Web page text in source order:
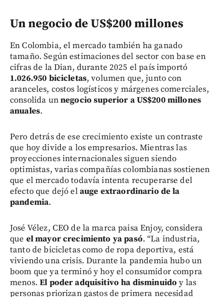
Un negocio de US$200 millones
En Colombia, el mercado también ha ganado
tamaño. Según estimaciones del sector con base en
cifras de la Dian, durante 2025 el país importó
1.026.950 bicicletas, volumen que, junto con
aranceles, costos logísticos y márgenes comerciales,
consolida unnegocio superior a US$200 millones
anuales.
Pero detrás de ese crecimiento existe un contraste
que hoy divide a los empresarios. Mientras las
proyecciones internacionales siguen siendo
optimistas, varias compañías colombianas sostienen
que el mercado todavía intenta recuperarse del
efecto que dejó elauge extraordinario de la
pandemia.
José Vélez, CEO de la marca paisa Enjoy, considera
que el mayor crecimiento ya pasó. “La industria,
tanto de bicicletas como de ropa deportiva, está
viviendo una crisis. Durante la pandemia hubo un
boom que ya terminó y hoy el consumidor compra
menos.El poder adquisitivo ha disminuido y las
personas priorizan gastos de primera necesidad